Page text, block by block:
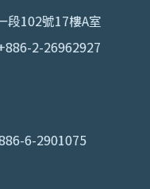
段102號17樓A室
2-26962927
6-2901075